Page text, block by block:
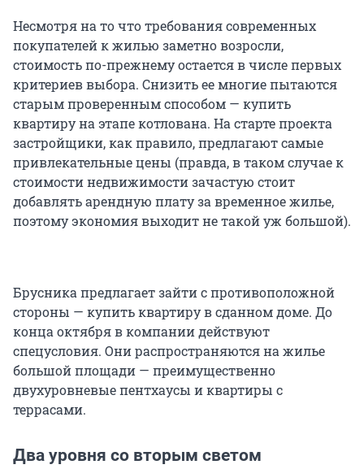
Несмотря на то что требования современных
покупателей к жилью заметно возросли,
стоимость по-прежнему остается в числе первых
критериев выбора. Снизить ее многие пытаются
старым проверенным способом — купить
квартиру на этапе котлована. На старте проекта
застройщики, как правило, предлагают самые
привлекательные цены (правда, в таком случае к
стоимости недвижимости зачастую стоит
добавлять арендную плату за временное жилье,
поэтому экономия выходит не такой уж большой).
Брусника предлагает зайти с противоположной
стороны — купить квартиру в сданном доме. До
конца октября в компании действуют
спецусловия. Они распространяются на жилье
большой площади — преимущественно
двухуровневые пентхаусы и квартиры с
террасами.
Два уровня со вторым светом